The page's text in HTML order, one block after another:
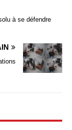
à se défendre